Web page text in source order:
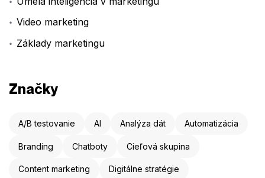
Video marketing
Základy marketingu
Značky
A/B testovanie AI Analýza dát Automatizácia
Branding Chatboty Cieľová skupina
Content marketing Digitálne stratégie